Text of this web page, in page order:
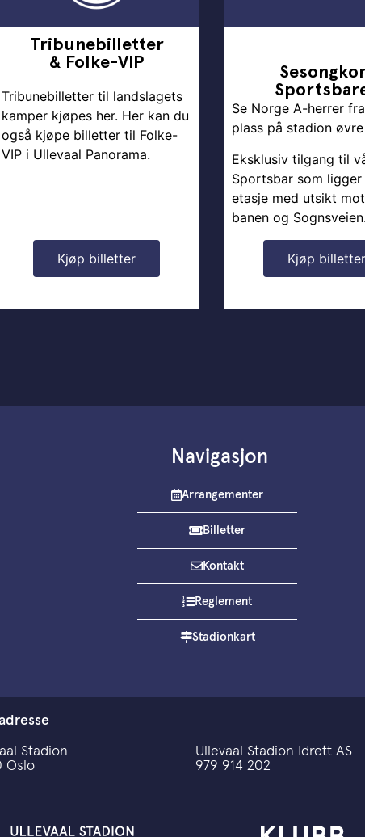
Tribunebilletter
& Folke-VIP
Tribunebilletter til landslagets
kamper kjøpes her. Her kan du
også kjøpe billetter til Folke-
VIP i Ullevaal Panorama.
Kjøp billetter
Se Norge A-herrer
plass på stadion
Eksklusiv tilgang til
Sportsbar som ligger
etasje med utsikt
banen og Sognsveien.
Kjøp billetter
Navigasjon
Arrangementer
Billetter
Kontakt
Reglement
Stadionkart
Stadion
Oslo
Ullevaal Stadion Idrett AS
979 914 202